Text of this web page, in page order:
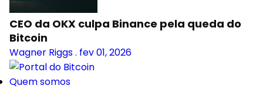
CEO da OKX culpa Binance pela queda do
Bitcoin
Wagner Riggs. fev 01, 2026
Quem somos